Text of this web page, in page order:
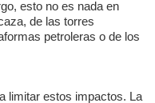
esto no es nada en
de las torres
petroleras o de los